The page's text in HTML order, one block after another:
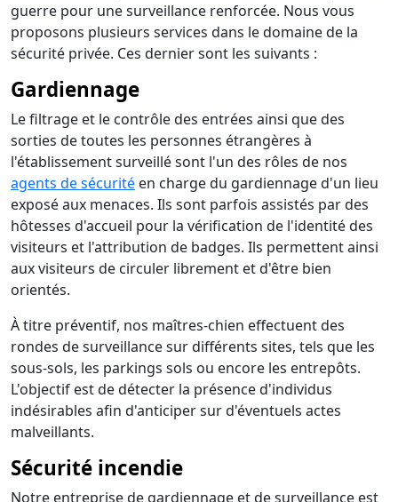
guerre pour une surveillance renforcée. Nous vous
proposons plusieurs services dans le domaine de la
sécurité privée. Ces dernier sont les suivants :
Gardiennage
Le filtrage et le contrôle des entrées ainsi que des
sorties de toutes les personnes étrangères à
l'établissement surveillé sont l'un des rôles de nos
agents de sécurité en charge du gardiennage d'un lieu
exposé aux menaces. Ils sont parfois assistés par des
hôtesses d'accueil pour la vérification de l'identité des
visiteurs et l'attribution de badges. Ils permettent ainsi
aux visiteurs de circuler librement et d'être bien
orientés.
À titre préventif, nos maîtres-chien effectuent des
rondes de surveillance sur différents sites, tels que les
sous-sols, les parkings sols ou encore les entrepôts.
L'objectif est de détecter la présence d'individus
indésirables afin d'anticiper sur d'éventuels actes
malveillants.
Sécurité incendie
Notre entreprise de gardiennage et de surveillance est